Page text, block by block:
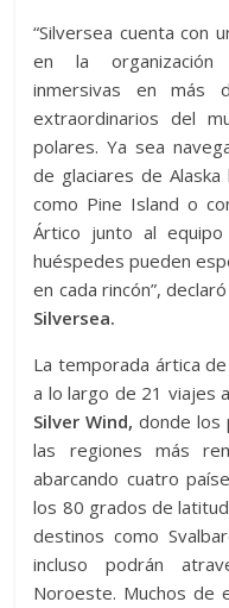
“Silversea cuenta con
en la organización
inmersivas en más
extraordinarios del
polares. Ya sea
de glaciares de
como Pine Island o
Ártico junto al
huéspedes pueden
en cada rincón”, declaró
Silversea.
La temporada ártica de
a lo largo de 21 viajes
Silver Wind, donde los
las regiones más
abarcando cuatro
los 80 grados de
destinos como
incluso podrán
Noroeste. Muchos de